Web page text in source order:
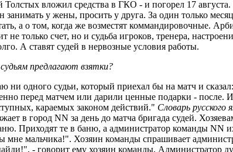
вложил средства в ГКО - и погорел 17
у жены, просить у друга. За один только
а о том, когда же возместят коммандировочные.
не только счет, но и судьба игроков, тренера,
А ставят судей в нервозные условия работы.
предлагают взятки?
ни одного судьи, который приехал бы на матч и
перед матчем или дарили ценные подарки -
караемых законом действий." Словарь русского
в город NN за день до матча бригада судей.
Приходят те в баню, а администратор команды
мне мальчика!". Хозяин команды спрашивает
- говорит ему хозяин команды. Администратор